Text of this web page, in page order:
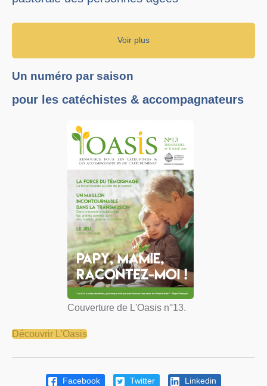
Voir plus
Un numéro par saison
pour les catéchistes & accompagnateurs
Couverture de L'Oasis n°13.
Découvrir L'Oasis
Facebook Twitter Linkedin